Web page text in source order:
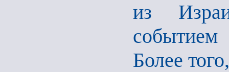
из
событием
Более